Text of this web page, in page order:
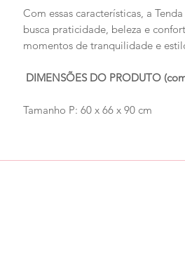
Com essas características, a
busca praticidade, beleza e
momentos de tranquilidade e
DIMENSÕES DO PRODUTO
Tamanho P: 60 x 66 x 90 cm